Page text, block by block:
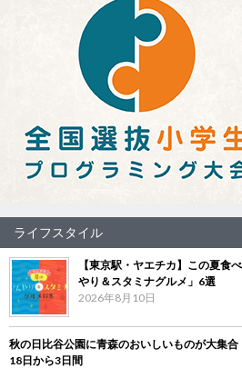
ライフスタイル
【東京駅・ヤエチカ】この夏食
やり＆スタミナグルメ」6選
2026年8月10日
秋の日比谷公園に青森のおいしいものが大
18日から3日間